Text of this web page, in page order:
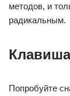
методов, и
радикальным.
Попробуйте